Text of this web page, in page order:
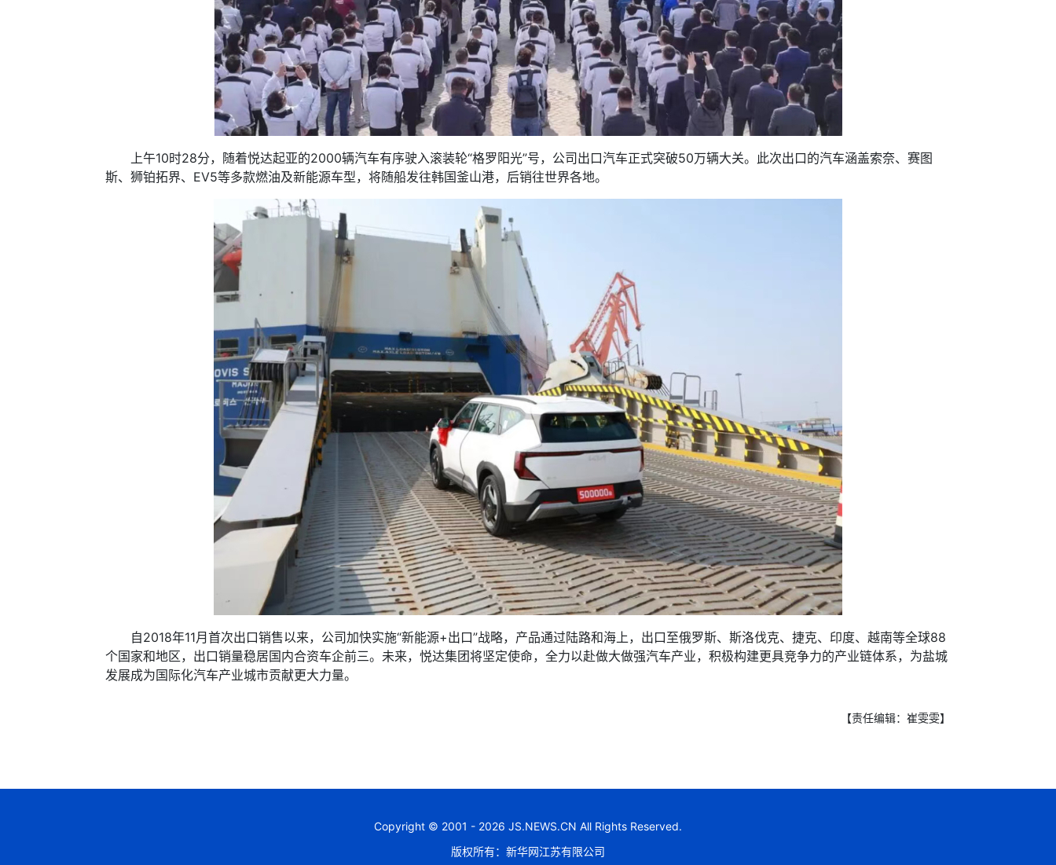
上午10时28分，随着悦达起亚的2000辆汽车有序驶入滚装轮“格罗阳光”号，公司出口汽车正式突破50万辆大关。此次出口的汽车涵盖索奈、赛图
斯、狮铂拓界、EV5等多款燃油及新能源车型，将随船发往韩国釜山港，后销往世界各地。
自2018年11月首次出口销售以来，公司加快实施“新能源+出口”战略，产品通过陆路和海上，出口至俄罗斯、斯洛伐克、捷克、印度、越南等全球88
个国家和地区，出口销量稳居国内合资车企前三。未来，悦达集团将坚定使命，全力以赴做大做强汽车产业，积极构建更具竞争力的产业链体系，为盐城
发展成为国际化汽车产业城市贡献更大力量。
【责任编辑：崔雯雯】
Copyright © 2001 - 2026 JS.NEWS.CN All Rights Reserved.
版权所有：新华网江苏有限公司